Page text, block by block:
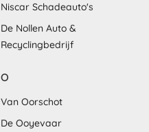
Niscar Schadeauto's
De Nollen Auto &
Recyclingbedrijf
O
Van Oorschot
De Ooyevaar